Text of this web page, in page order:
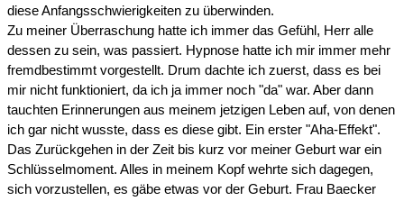
diese Anfangsschwierigkeiten zu überwinden.
Zu meiner Überraschung hatte ich immer das Gefühl, Herr alle
dessen zu sein, was passiert. Hypnose hatte ich mir immer mehr
fremdbestimmt vorgestellt. Drum dachte ich zuerst, dass es bei
mir nicht funktioniert, da ich ja immer noch "da" war. Aber dann
tauchten Erinnerungen aus meinem jetzigen Leben auf, von denen
ich gar nicht wusste, dass es diese gibt. Ein erster "Aha-Effekt".
Das Zurückgehen in der Zeit bis kurz vor meiner Geburt war ein
Schlüsselmoment. Alles in meinem Kopf wehrte sich dagegen,
sich vorzustellen, es gäbe etwas vor der Geburt. Frau Baecker